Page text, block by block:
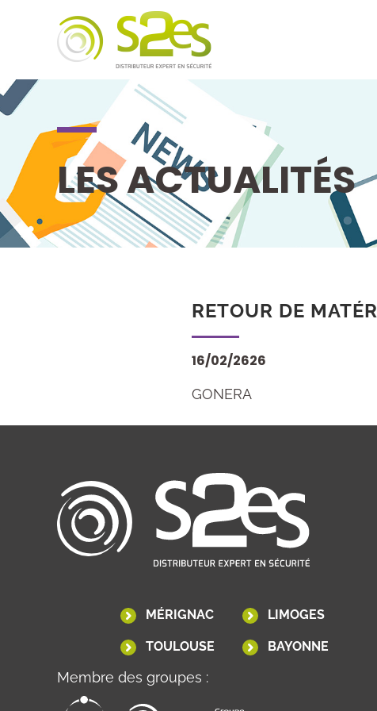
LES ACTUALITÉS
RETOUR DE
16/02/2626
GONERA
MÉRIGNAC LIMOGES
TOULOUSE BAYONNE
Membre des groupes :